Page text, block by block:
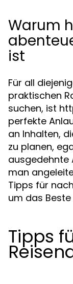
Warum
ist
Für all
praktischen
suchen, ist
perfekte
an Inhalten,
zu planen,
ausgedehnte
man
Tipps für
um das
Tipps